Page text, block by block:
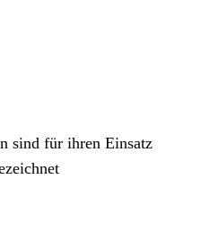
sind für ihren Einsatz